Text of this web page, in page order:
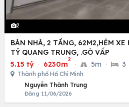
2
BÁN NHÀ, 2 TẦNG, 62M2,HẺM
TỶ QUANG TRUNG, .GÒ VẤP
5.15 tỷ · 6230m
2
· 5m · 3
Thành phố Hồ Chí Minh
Nguyễn Thành Trung
Đăng 11/06/2026